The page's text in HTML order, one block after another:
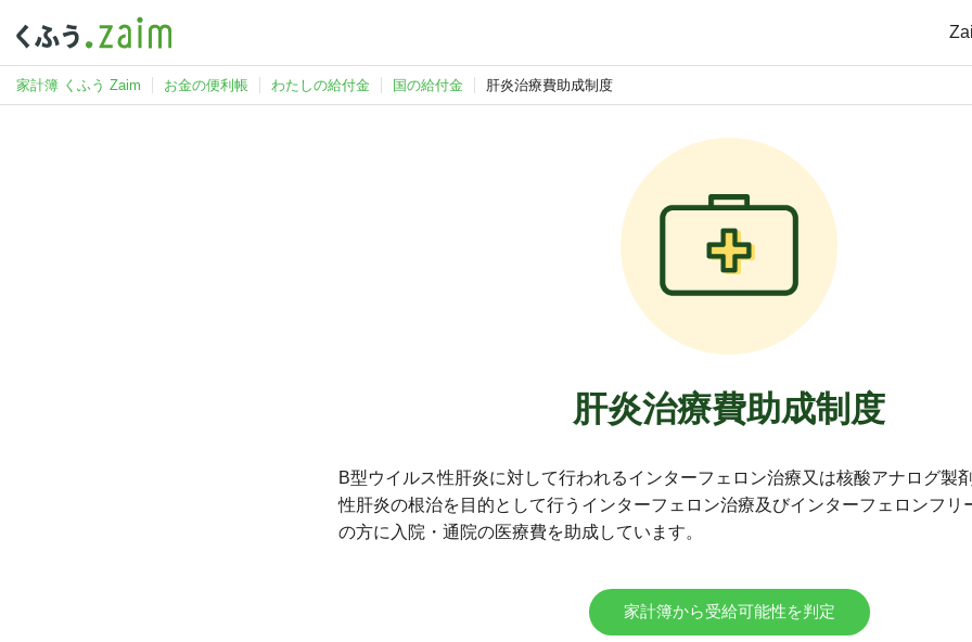
家計簿 くふう Zaim お金の便利帳 わたしの給付金 国の給付金 肝炎治療費助成制度
肝炎治療費助成制度
B型ウイルス性肝炎に対して行われるインターフェロン治療又は核酸アナログ製
性肝炎の根治を目的として行うインターフェロン治療及びインターフェロンフリ
の方に入院・通院の医療費を助成しています。
家計簿から受給可能性を判定